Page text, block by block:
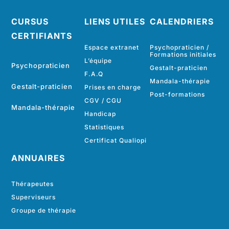
CURSUS
CERTIFIANTS
Psychopraticien
Gestalt-praticien
Mandala-thérapie
ANNUAIRES
Thérapeutes
Superviseurs
Groupe de thérapie
LIENS UTILES
Espace extranet
L’équipe
F.A.Q
Prises en charge
CGV / CGU
Handicap
Statistiques
Certificat Qualiopi
CALENDRIERS
Psychopraticien /
Formations initiales
Gestalt-praticien
Mandala-thérapie
Post-formations